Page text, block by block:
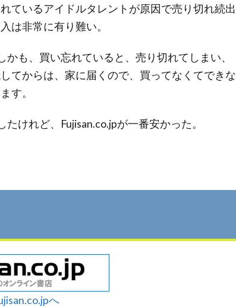
ているアイドルタレントが原因で売り切れ続出
は非常に有り難い。
も、買い忘れていると、売り切れてしまい、
てからは、家に届くので、買ってなくてできな
す。
けれど、Fujisan.co.jpが一番安かった。
へ